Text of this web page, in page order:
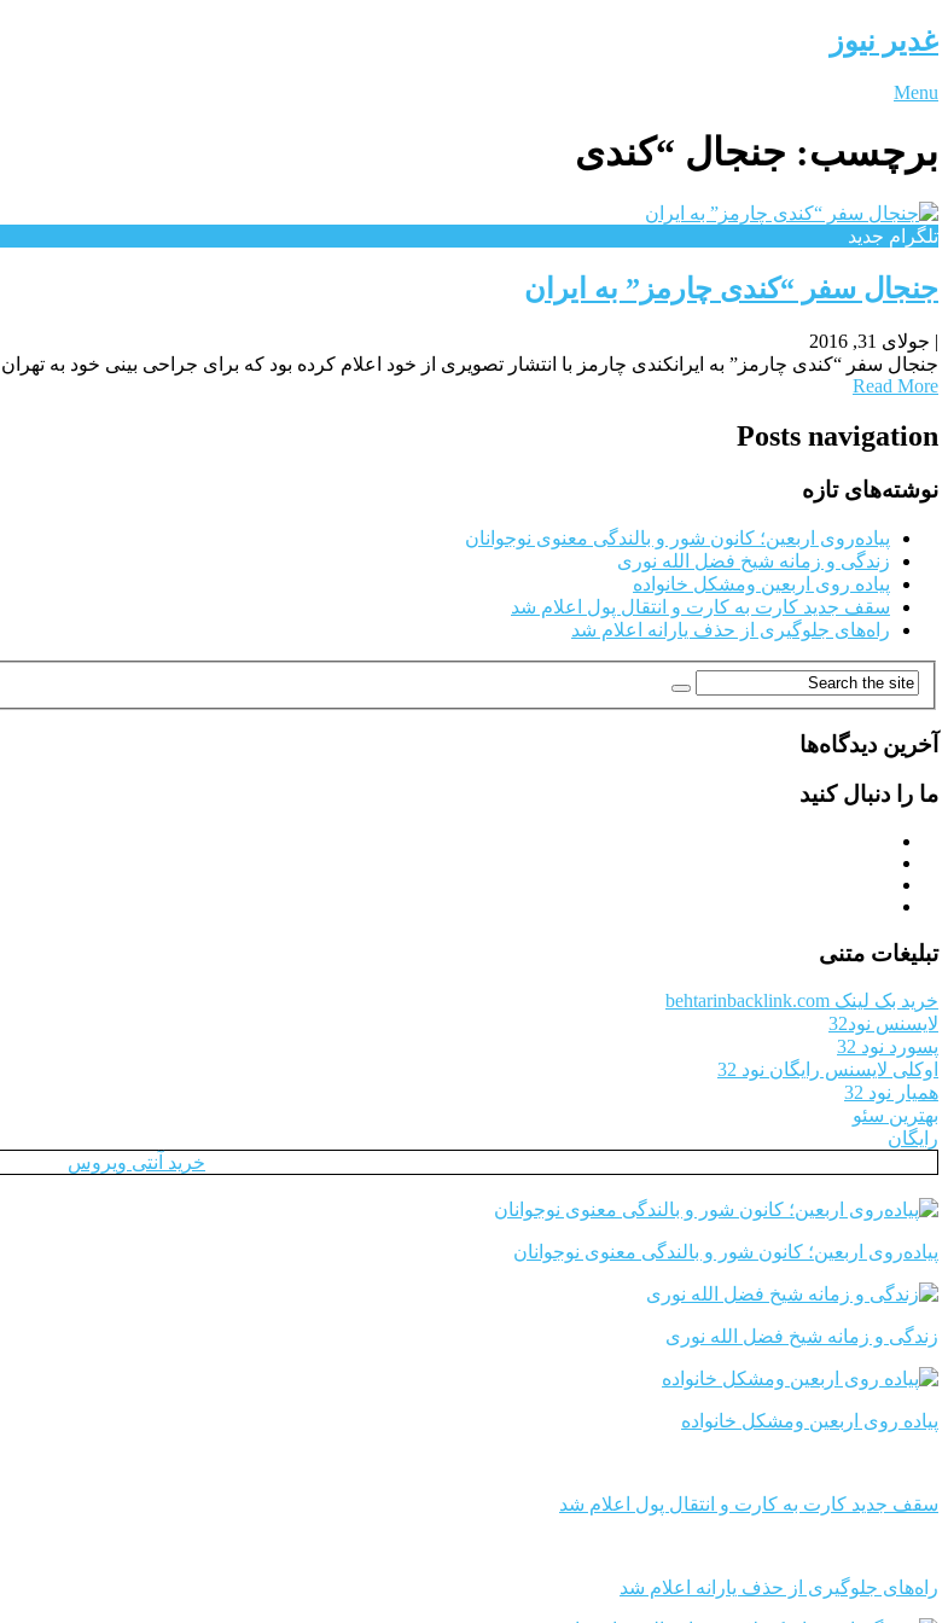
غدیر نیوز
Menu
برچسب: جنجال “کندی
تلگرام جدید
جنجال سفر “کندی چارمز” به ایران
| جولای 31, 2016
جنجال سفر “کندی چارمز” به ایرانکندی چارمز با انتشار تصویری از خود اعلام کرده بود که برای جراحی بینی خود به
Read More
Posts navigation
نوشته‌های تازه
پیاده‌روی اربعین؛ کانون شور و بالندگی معنوی نوجوانان
زندگی و زمانه شیخ فضل الله نوری
پیاده روی اربعین ومشکل خانواده
سقف جدید کارت به کارت و انتقال پول اعلام شد
راه‌های جلوگیری از حذف یارانه اعلام شد
آخرین دیدگاه‌ها
ما را دنبال کنید
تبلیغات متنی
خرید بک لینک behtarinbacklink.com
لایسنس نود32
پسورد نود 32
اوکلی لایسنس رایگان نود 32
همیار نود 32
بهترین سئو
رایگان
خرید آنتی ویروس
پیاده‌روی اربعین؛ کانون شور و بالندگی معنوی نوجوانان
زندگی و زمانه شیخ فضل الله نوری
پیاده روی اربعین ومشکل خانواده
سقف جدید کارت به کارت و انتقال پول اعلام شد
راه‌های جلوگیری از حذف یارانه اعلام شد